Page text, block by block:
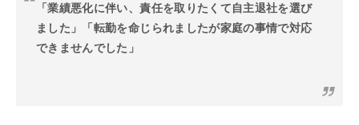
「業績悪化に伴い、責任を取りたくて自主退社を選び
ました」「転勤を命じられましたが家庭の事情で対応
できませんでした」